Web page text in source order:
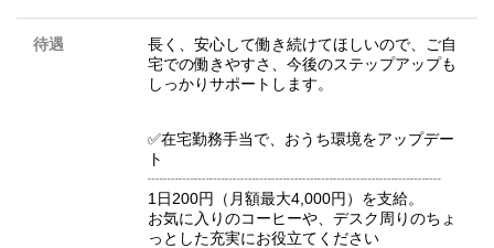
待遇
長く、安心して働き続けてほしいので、ご自
宅での働きやすさ、今後のステップアップも
しっかりサポートします。
✅在宅勤務手当で、おうち環境をアップデー
ト
┈┈┈┈┈┈┈┈┈┈┈┈┈┈┈┈┈┈┈
1日200円（月額最大4,000円）を支給。
お気に入りのコーヒーや、デスク周りのちょ
っとした充実にお役立てください